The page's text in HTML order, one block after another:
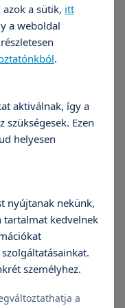
a helyes
is lehet
nem szükséges
legtöbbször elég a
a logopédus által
elvégezze. Ebben
hallását,
fejlesztjük, és
ejteni a tanult
beszédben is
alapján sorban
Gál
fontos, mert
Tanulási
korban is
a sütik, itt
a weboldal
.
aktiválnak, így a
Ezen
helyesen
nyújtanak nekünk,
tartalmat kedvelnek
személyhez.
a